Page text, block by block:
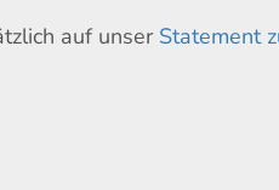
auf unser Statement